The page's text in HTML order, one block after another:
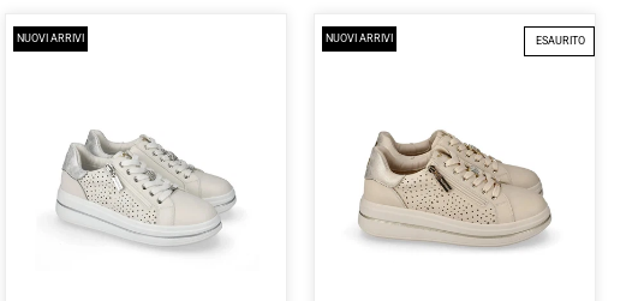
NUOVI ARRIVI NUOVI ARRIVI ESAURITO